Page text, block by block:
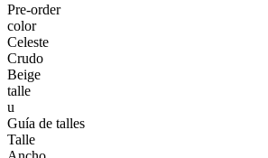
Pre-order
color
Celeste
Crudo
Beige
talle
u
Guía de talles
Talle